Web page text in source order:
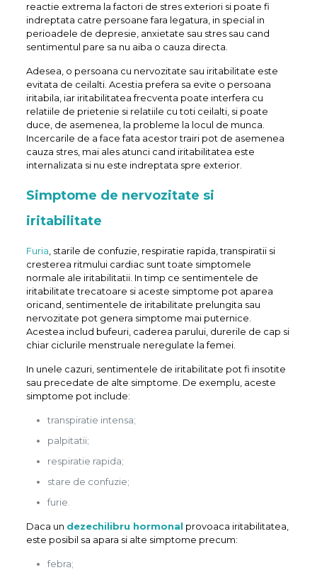
reactie extrema la factori de stres exteriori si poate fi
indreptata catre persoane fara legatura, in special in
perioadele de depresie, anxietate sau stres sau cand
sentimentul pare sa nu aiba o cauza directa.
Adesea, o persoana cu nervozitate sau iritabilitate este
evitata de ceilalti. Acestia prefera sa evite o persoana
iritabila, iar iritabilitatea frecventa poate interfera cu
relatiile de prietenie si relatiile cu toti ceilalti, si poate
duce, de asemenea, la probleme la locul de munca.
Incercarile de a face fata acestor trairi pot de asemenea
cauza stres, mai ales atunci cand iritabilitatea este
internalizata si nu este indreptata spre exterior.
Simptome de nervozitate si
iritabilitate
Furia , starile de confuzie, respiratie rapida, transpiratii si
cresterea ritmului cardiac sunt toate simptomele
normale ale iritabilitatii. In timp ce sentimentele de
iritabilitate trecatoare si aceste simptome pot aparea
oricand, sentimentele de iritabilitate prelungita sau
nervozitate pot genera simptome mai puternice.
Acestea includ bufeuri, caderea parului, durerile de cap si
chiar ciclurile menstruale neregulate la femei.
In unele cazuri, sentimentele de iritabilitate pot fi insotite
sau precedate de alte simptome. De exemplu, aceste
simptome pot include:
transpiratie intensa;
palpitatii;
respiratie rapida;
stare de confuzie;
furie.
Daca un dezechilibru hormonal provoaca iritabilitatea,
este posibil sa apara si alte simptome precum:
febra;